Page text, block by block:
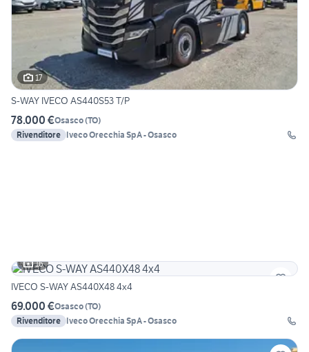
17
S-WAY IVECO AS440S53 T/P
78.000 €Osasco(TO)
Rivenditore Iveco Orecchia SpA - Osasco
16
IVECO S-WAY AS440X48 4x4
69.000 €Osasco(TO)
Rivenditore Iveco Orecchia SpA - Osasco